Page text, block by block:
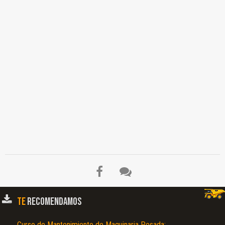
TERECOMENDAMOS